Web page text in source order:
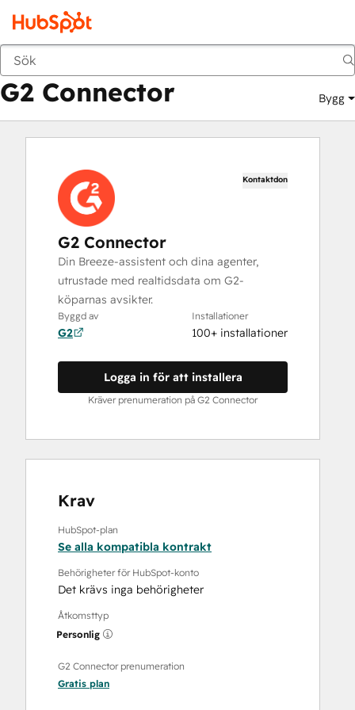
Marknadsplats
G2 Connector Bygg
Kontaktdon
G2 Connector
Din Breeze-assistent och dina agenter,
utrustade med realtidsdata om G2-
köparnas avsikter.
Byggd av
G2
Installationer
100+ installationer
Logga in för att installera
Kräver prenumeration på G2 Connector
Krav
HubSpot-plan
Se alla kompatibla kontrakt
Behörigheter för HubSpot-konto
Det krävs inga behörigheter
Åtkomsttyp
Personlig
G2 Connector prenumeration
Gratis plan